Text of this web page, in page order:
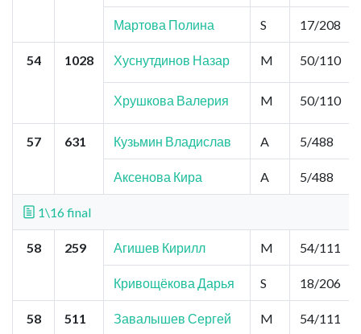
Мартова Полина S 17/208
54 1028 Хуснутдинов Назар M 50/110
Хрушкова Валерия M 50/110
57 631 Кузьмин Владислав A 5/488
Аксенова Кира A 5/488
1\16 final
58 259 Агишев Кирилл M 54/111
Кривощёкова Дарья S 18/206
58 511 Завалышев Сергей M 54/111